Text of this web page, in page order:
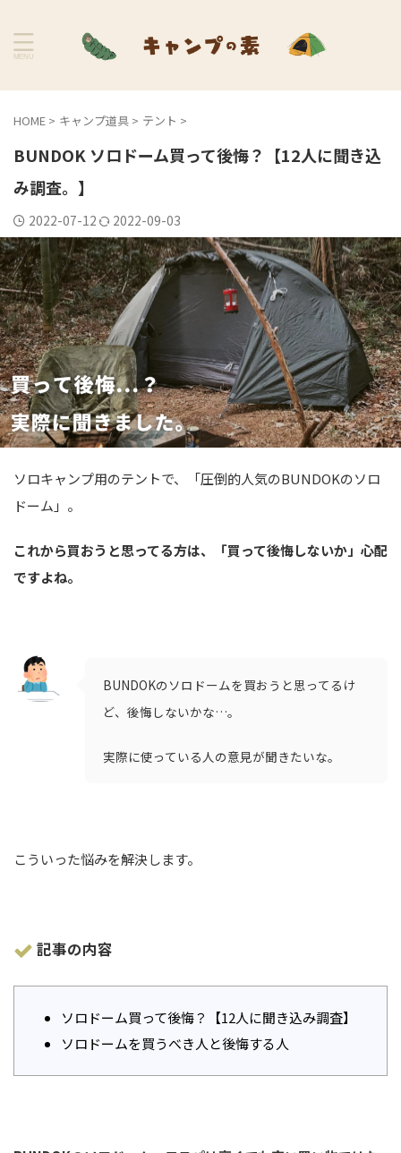
HOME > キャンプ道具 > テント >
BUNDOK ソロドーム買って後悔？【12人に聞き込
み調査。】
2022-07-12 2022-09-03
ソロキャンプ用のテントで、「圧倒的人気のBUNDOKのソロ
ドーム」。
これから買おうと思ってる方は、「買って後悔しないか」心配
ですよね。
BUNDOKのソロドームを買おうと思ってるけ
ど、後悔しないかな…。
実際に使っている人の意見が聞きたいな。
こういった悩みを解決します。
記事の内容
ソロドーム買って後悔？【12人に聞き込み調査】
ソロドームを買うべき人と後悔する人